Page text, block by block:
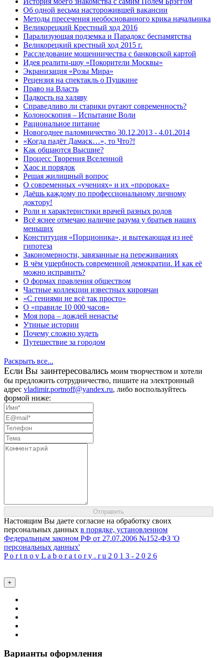
Об одной весьма насторожившей вакансии
Методы пресечения необоснованного крика начальника
Великорецкий Крестный ход 2016
Парализующая подземка и Парадокс беспамятства
Великорецкий крестный ход 2015 г.
Расследование мошенничества с банковской картой
Идея реалити-шоу «Покорители Москвы»
Экранизация «Розы Мира»
Рецензия на спектакль о Пушкине
Право на Власть
Падкость на халяву
Справедливо ли старики ругают современность?
Колоноскопия – Испытание Воли
Рациональное питание
Новогоднее паломничество 30.12.2013 - 4.01.2014
«Когда падёт Дамаск…», то Что?!
Как общаются Высшие?
Процесс Творения Вселенной
Хаос и порядок
Решая жилищный вопрос
О современных «учениях» и их «пророках»
Даёшь каждому по профессиональному личному
доктору!
Роли и характеристики врачей разных родов
Всё яснее отмечаю наличие разума у братьев наших
меньших
Конституция «Порционика», и вытекающая из неё
гипотеза
Закономерности, завязанные на переживаниях
В чём ущербность современной демократии. И как её
можно исправить?
О формах правления обществом
Частные коллекции известных кировчан
«С гениями не всё так просто»
О «правиле 10 000 часов»
Моя пора – дождей ненастье
Утиные истории
Почему сложно худеть
Путешествие за городом
Раскрыть все...
Eсли Вы заинтересовались моим творчеством и хотели
бы предложить сотрудничество, пишите на электронный
адрес vladimir.portnoff@yandex.ru, либо воспользуйтесь
формой ниже:
Настоящим Вы даете согласие на обработку своих
персональных данных в порядке, установленном
Федеральным законом РФ от 27.07.2006 №152-ФЗ 'О
персональных данных'
P o r t n o v L a b o r a t o r y . r u 2 0 1 3 - 2 0 2 6
+
Варианты оформления